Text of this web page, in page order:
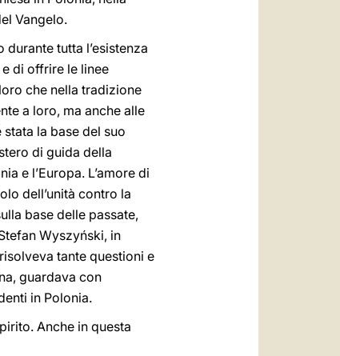
Vangelo.
tutta l’esistenza
di offrire le linee
che nella tradizione
a loro, ma anche alle
la base del suo
di guida della
e l’Europa. L’amore di
dell’unità contro la
base delle passate,
Wyszyński, in
tante questioni e
guardava con
in Polonia.
Anche in questa